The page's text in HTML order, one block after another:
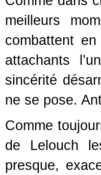
meilleurs
combattent
attachants
sincérité
ne se pose.
Comme
de Lelouch
presque,